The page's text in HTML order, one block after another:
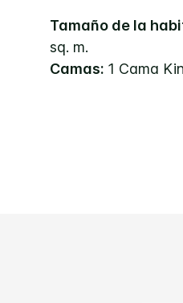
Tamaño de la
sq. m.
Camas: 1 Cama